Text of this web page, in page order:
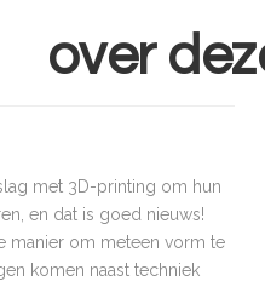
over
met 3D-printing om hun
en dat is goed nieuws!
manier om meteen vorm te
komen naast techniek